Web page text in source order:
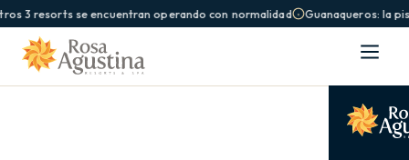
3 resorts se encuentran operando con normalidad Guanaqueros: la